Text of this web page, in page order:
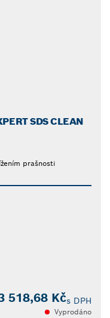
SDS CLEAN
prašnosti
518,68 Kčs DPH
Vyprodáno